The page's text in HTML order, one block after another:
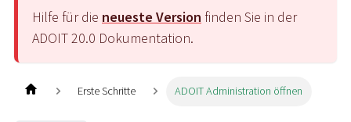
Hilfe für die neueste Version finden Sie in der
ADOIT20.0 Dokumentation.
Erste Schritte ADOIT Administration öffnen